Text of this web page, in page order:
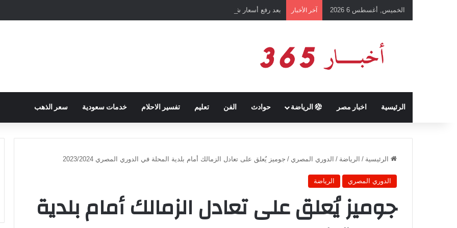
الخميس, أغسطس 6 2026 آخر الأخبار بعد رفع أسعار شرائح الكهرباء … وزارة التموين توجه تحذير لأصحاب المخابز من رفع أسعار الخبز
الرئيسية اخبار مصر الرياضة حوادث الفن تعليم تفسير الاحلام خدمات سعودية سعر الذهب
الرئيسية / الرياضة / الدوري المصري / جوميز يُعلق على تعادل الزمالك أمام بلدية المحلة في الدوري المصري 2023/2024
الدوري المصري الرياضة
جوميز يُعلق على تعادل الزمالك أمام بلدية